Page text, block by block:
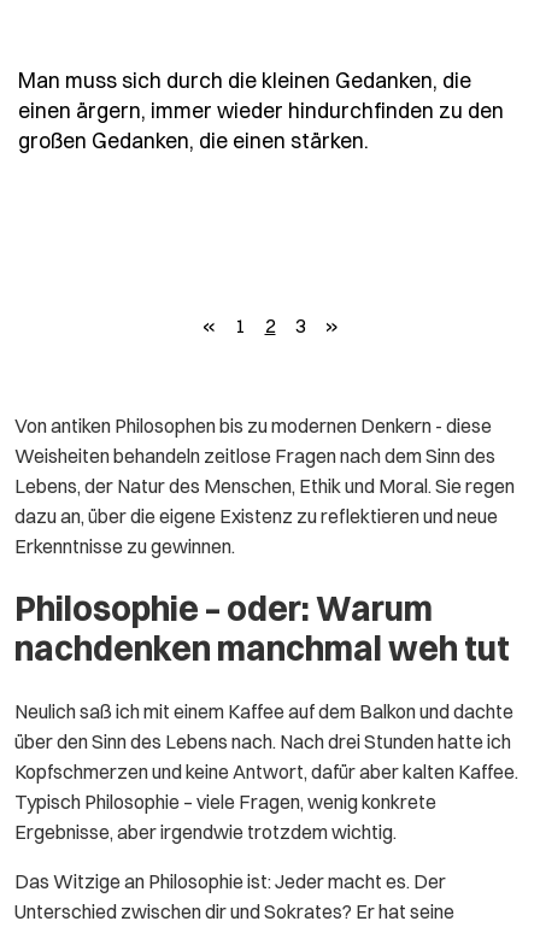
Man muss sich durch die kleinen Gedanken, die
einen ärgern, immer wieder hindurchfinden zu den
großen Gedanken, die einen stärken.
«zurück
1 2 3 »weiter
Von antiken Philosophen bis zu modernen Denkern - diese
Weisheiten behandeln zeitlose Fragen nach dem Sinn des
Lebens, der Natur des Menschen, Ethik und Moral. Sie regen
dazu an, über die eigene Existenz zu reflektieren und neue
Erkenntnisse zu gewinnen.
Philosophie – oder: Warum
nachdenken manchmal weh tut
Neulich saß ich mit einem Kaffee auf dem Balkon und dachte
über den Sinn des Lebens nach. Nach drei Stunden hatte ich
Kopfschmerzen und keine Antwort, dafür aber kalten Kaffee.
Typisch Philosophie – viele Fragen, wenig konkrete
Ergebnisse, aber irgendwie trotzdem wichtig.
Das Witzige an Philosophie ist: Jeder macht es. Der
Unterschied zwischen dir und Sokrates? Er hat seine